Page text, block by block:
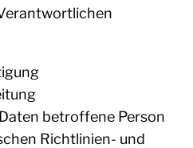
betroffene Person
Richtlinien- und